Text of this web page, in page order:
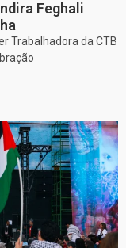
Feghali
Trabalhadora da CTB